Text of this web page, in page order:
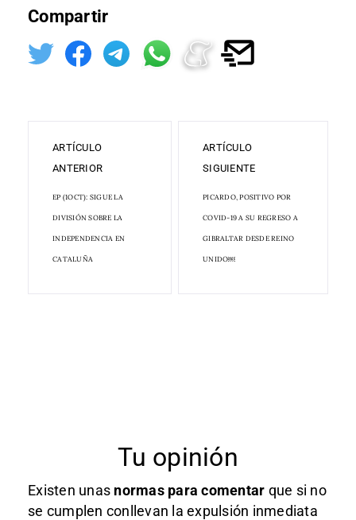
Compartir
ARTÍCULO
ANTERIOR
EP (1OCT): SIGUE LA
DIVISIÓN SOBRE LA
INDEPENDENCIA EN
CATALUÑA
ARTÍCULO
SIGUIENTE
PICARDO, POSITIVO POR
COVID-19 A SU REGRESO A
GIBRALTAR DESDE REINO
UNIDO￼
Tu opinión
Existen unas normas para comentar que si no
se cumplen conllevan la expulsión inmediata